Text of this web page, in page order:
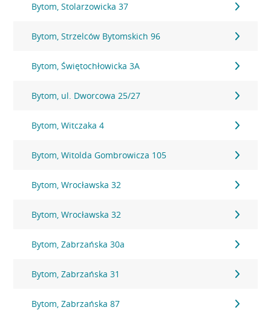
Bytom, Stolarzowicka 37
Bytom, Strzelców Bytomskich 96
Bytom, Świętochłowicka 3A
Bytom, ul. Dworcowa 25/27
Bytom, Witczaka 4
Bytom, Witolda Gombrowicza 105
Bytom, Wrocławska 32
Bytom, Wrocławska 32
Bytom, Zabrzańska 30a
Bytom, Zabrzańska 31
Bytom, Zabrzańska 87